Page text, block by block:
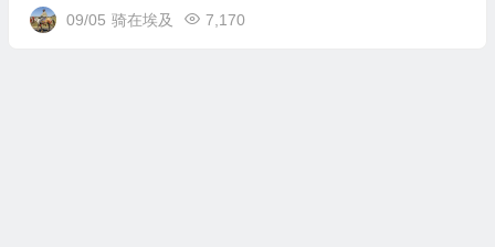
09/05 骑在埃及 7,170